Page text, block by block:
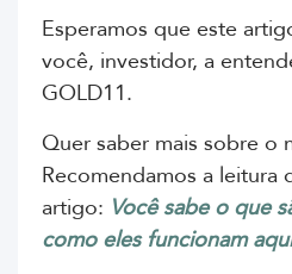
Esperamos que este
você, investidor, a
GOLD11.
Quer saber mais sobre o
Recomendamos a leitura
artigo: Você sabe o que
como eles funcionam